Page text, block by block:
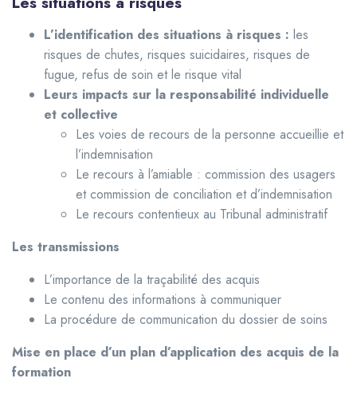
L’identification des situations à risques : les
risques de chutes, risques suicidaires, risques de
fugue, refus de soin et le risque vital
Leurs impacts sur la responsabilité individuelle
et collective
Les voies de recours de la personne accueillie et
l’indemnisation
Le recours à l’amiable : commission des usagers
et commission de conciliation et d’indemnisation
Le recours contentieux au Tribunal administratif
Les transmissions
L’importance de la traçabilité des acquis
Le contenu des informations à communiquer
La procédure de communication du dossier de soins
Mise en place d’un plan d’application des acquis de la
formation